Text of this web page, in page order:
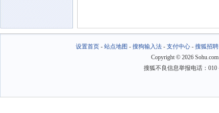
设置首页- 站点地图 - 搜狗输入法- 支付中心- 搜狐招聘
Copyright © 2026
搜狐不良信息举报电话：010